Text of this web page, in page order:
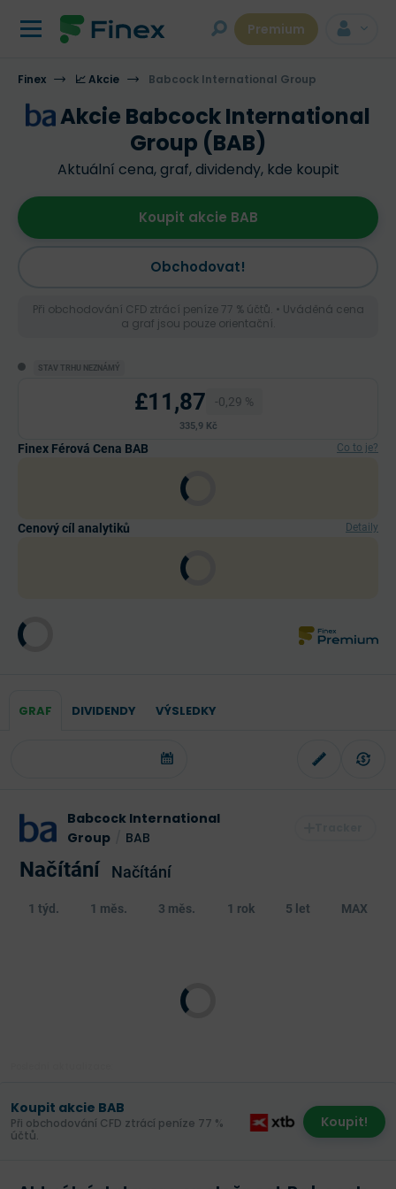
Premium
Finex 📈 Akcie Babcock International Group
Akcie Babcock International
Group (BAB)
Aktuální cena, graf, dividendy, kde koupit
Obchodovat!
Koupit akcie BAB
Při obchodování CFD ztrácí peníze 77 % účtů. • Uváděná cena
a graf jsou pouze orientační.
STAV TRHU NEZNÁMÝ
£11,87 -0,29 %
335,9 Kč
Finex Férová Cena BAB Co to je?
Cenový cíl analytiků Detaily
GRAF DIVIDENDY VÝSLEDKY
Babcock International
Group
BAB
Načítání Načítání
1 týd. 1 měs. 3 měs. 1 rok 5 let MAX
Koupit akcie BAB
Při obchodování CFD ztrácí peníze 77 %
účtů.
Koupit!